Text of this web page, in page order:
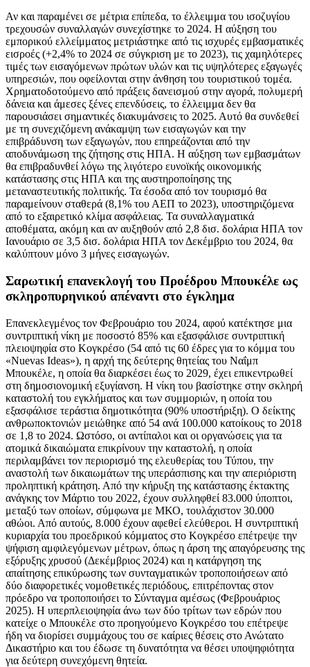
Αν και παραμένει σε μέτρια επίπεδα, το έλλειμμα του ισοζυγίου
τρεχουσών συναλλαγών συνεχίστηκε το 2024. Η αύξηση του
εμπορικού ελλείμματος μετριάστηκε από τις ισχυρές εμβασματικές
εισροές (+2,4% το 2024 σε σύγκριση με το 2023), τις χαμηλότερες
τιμές των εισαγόμενων πρώτων υλών και τις υψηλότερες εξαγωγές
υπηρεσιών, που οφείλονται στην άνθηση του τουριστικού τομέα.
Χρηματοδοτούμενο από πράξεις δανεισμού στην αγορά, πολυμερή
δάνεια και άμεσες ξένες επενδύσεις, το έλλειμμα δεν θα
παρουσιάσει σημαντικές διακυμάνσεις το 2025. Αυτό θα συνδεθεί
με τη συνεχιζόμενη ανάκαμψη των εισαγωγών και την
επιβράδυνση των εξαγωγών, που επηρεάζονται από την
αποδυνάμωση της ζήτησης στις ΗΠΑ. Η αύξηση των εμβασμάτων
θα επιβραδυνθεί λόγω της λιγότερο ευνοϊκής οικονομικής
κατάστασης στις ΗΠΑ και της αυστηροποίησης της
μεταναστευτικής πολιτικής. Τα έσοδα από τον τουρισμό θα
παραμείνουν σταθερά (8,1% του ΑΕΠ το 2023), υποστηριζόμενα
από το εξαιρετικό κλίμα ασφάλειας. Τα συναλλαγματικά
αποθέματα, ακόμη και αν αυξηθούν από 2,8 δισ. δολάρια ΗΠΑ τον
Ιανουάριο σε 3,5 δισ. δολάρια ΗΠΑ τον Δεκέμβριο του 2024, θα
καλύπτουν μόνο 3 μήνες εισαγωγών.
Σαρωτική επανεκλογή του Προέδρου Μπουκέλε ως
σκληροπυρηνικού απέναντι στο έγκλημα
Επανεκλεγμένος τον Φεβρουάριο του 2024, αφού κατέκτησε μια
συντριπτική νίκη με ποσοστό 85% και εξασφάλισε συντριπτική
πλειοψηφία στο Κογκρέσο (54 από τις 60 έδρες για το κόμμα του
«Nuevas Ideas»), η αρχή της δεύτερης θητείας του Ναΐμπ
Μπουκέλε, η οποία θα διαρκέσει έως το 2029, έχει επικεντρωθεί
στη δημοσιονομική εξυγίανση. Η νίκη του βασίστηκε στην σκληρή
καταστολή του εγκλήματος και των συμμοριών, η οποία του
εξασφάλισε τεράστια δημοτικότητα (90% υποστήριξη). Ο δείκτης
ανθρωποκτονιών μειώθηκε από 54 ανά 100.000 κατοίκους το 2018
σε 1,8 το 2024. Ωστόσο, οι αντίπαλοι και οι οργανώσεις για τα
ατομικά δικαιώματα επικρίνουν την καταστολή, η οποία
περιλαμβάνει τον περιορισμό της ελευθερίας του Τύπου, την
αναστολή των δικαιωμάτων της υπεράσπισης και την απεριόριστη
προληπτική κράτηση. Από την κήρυξη της κατάστασης έκτακτης
ανάγκης τον Μάρτιο του 2022, έχουν συλληφθεί 83.000 ύποπτοι,
μεταξύ των οποίων, σύμφωνα με ΜΚΟ, τουλάχιστον 30.000
αθώοι. Από αυτούς, 8.000 έχουν αφεθεί ελεύθεροι. Η συντριπτική
κυριαρχία του προεδρικού κόμματος στο Κογκρέσο επέτρεψε την
ψήφιση αμφιλεγόμενων μέτρων, όπως η άρση της απαγόρευσης της
εξόρυξης χρυσού (Δεκέμβριος 2024) και η κατάργηση της
απαίτησης επικύρωσης των συνταγματικών τροποποιήσεων από
δύο διαφορετικές νομοθετικές περιόδους, επιτρέποντας στον
πρόεδρο να τροποποιήσει το Σύνταγμα αμέσως (Φεβρουάριος
2025). Η υπερπλειοψηφία άνω των δύο τρίτων των εδρών που
κατείχε ο Μπουκέλε στο προηγούμενο Κογκρέσο του επέτρεψε
ήδη να διορίσει συμμάχους του σε καίριες θέσεις στο Ανώτατο
Δικαστήριο και του έδωσε τη δυνατότητα να θέσει υποψηφιότητα
για δεύτερη συνεχόμενη θητεία.